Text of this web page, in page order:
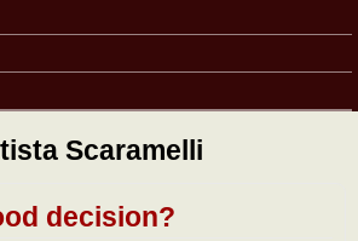
Scaramelli
decision?